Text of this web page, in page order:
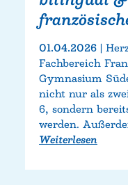
01.04.2026
Fachbereich
Gymnasium
nicht nur als
6, sondern
werden.
Weiterlesen